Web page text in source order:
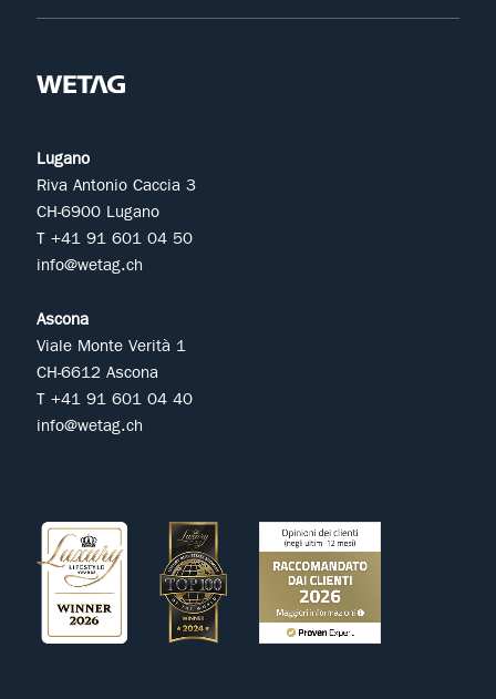
Lugano
Riva Antonio Caccia 3
CH-6900 Lugano
T +41 91 601 04 50
info@wetag.ch
Ascona
Viale Monte Verità 1
CH-6612 Ascona
T +41 91 601 04 40
info@wetag.ch